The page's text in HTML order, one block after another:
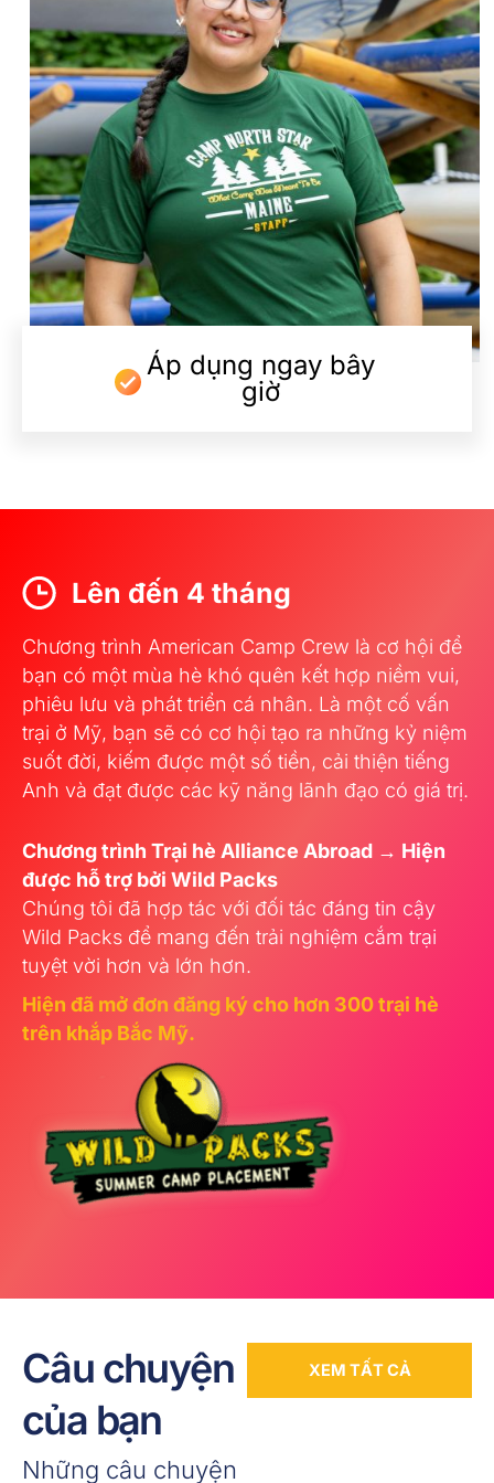
Áp dụng ngay bây
giờ
Lên đến 4 tháng
Chương trình American Camp Crew là cơ hội để
bạn có một mùa hè khó quên kết hợp niềm vui,
phiêu lưu và phát triển cá nhân. Là một cố vấn
trại ở Mỹ, bạn sẽ có cơ hội tạo ra những kỷ niệm
suốt đời, kiếm được một số tiền, cải thiện tiếng
Anh và đạt được các kỹ năng lãnh đạo có giá trị.
Chương trình Trại hè Alliance Abroad → Hiện
được hỗ trợ bởi Wild Packs
Chúng tôi đã hợp tác với đối tác đáng tin cậy
Wild Packs để mang đến trải nghiệm cắm trại
tuyệt vời hơn và lớn hơn.
Hiện đã mở đơn đăng ký cho hơn 300 trại hè
trên khắp Bắc Mỹ.
Câu chuyện
của bạn
Những câu chuyện
XEM TẤT CẢ